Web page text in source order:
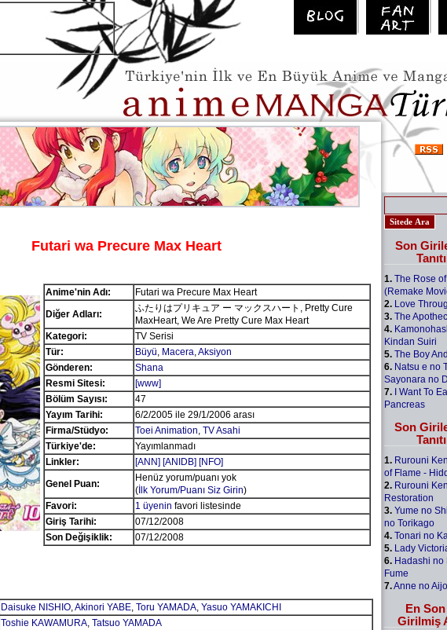
Futari wa Precure Max Heart
Anime'nin Adı:
Futari wa Precure Max Heart
Diğer Adları:
ふたりはプリキュア ー マックスハート, Pretty Cure
MaxHeart, We Are Pretty Cure Max Heart
Kategori:
TV Serisi
Tür:
Büyü, Macera,Aksiyon
Gönderen:
Shana
Resmi Sitesi:
[www]
Bölüm Sayısı:
47
Yayım Tarihi:
6/2/2005 ile 29/1/2006 arası
Firma/Stüdyo:
Toei Animation, TV Asahi
Türkiye'de:
Yayımlanmadı
Linkler:
[ANN] [ANIDB] [NFO]
Genel Puan:
Henüz yorum/puanı yok
(İlk Yorum/Puanı Siz Girin)
Favori:
1 üyenin favori listesinde
Giriş Tarihi:
07/12/2008
Son Değişiklik:
07/12/2008
Daisuke NISHIO,Akinori YABE, Toru YAMADA, Yasuo YAMAKICHI
Toshie KAWAMURA, Tatsuo YAMADA
Son
1. The Rose
(Remake
2. Love
3. The
4.
Kindan Suiri
5. The Boy
6. Natsu e no
Sayonara no
7. I Want To
Pancreas
Son
1. Rurouni
of Flame -
2. Rurouni
Restoration
3. Yume no
no Torikago
4. Tonari no
5. Lady
6. Hadashi no
Fume
7.Anne no
En
Girilmiş